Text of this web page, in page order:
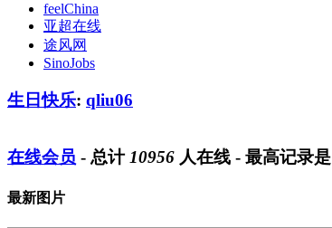
feelChina
亚超在线
途风网
SinoJobs
生日快乐: qliu06
在线会员 - 总计10956 人在线 - 最高记录是
最新图片